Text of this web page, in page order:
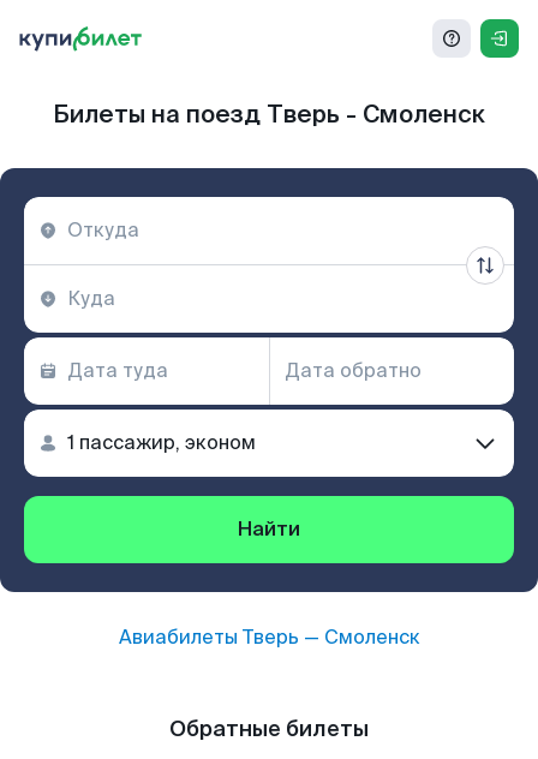
Билеты на поезд Тверь - Смоленск
Найти
Авиабилеты Тверь — Смоленск
Обратные билеты